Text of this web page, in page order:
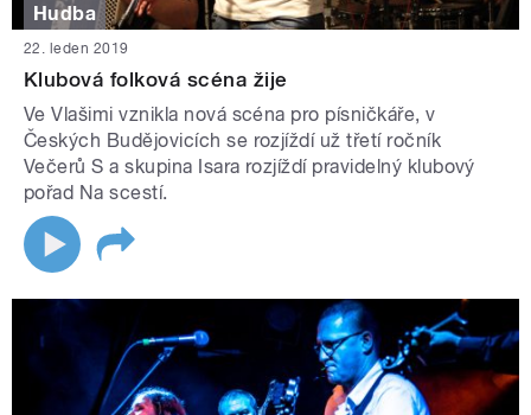
Hudba
22. leden 2019
Klubová folková scéna žije
Ve Vlašimi vznikla nová scéna pro písničkáře, v
Českých Budějovicích se rozjíždí už třetí ročník
Večerů S a skupina Isara rozjíždí pravidelný klubový
pořad Na scestí.